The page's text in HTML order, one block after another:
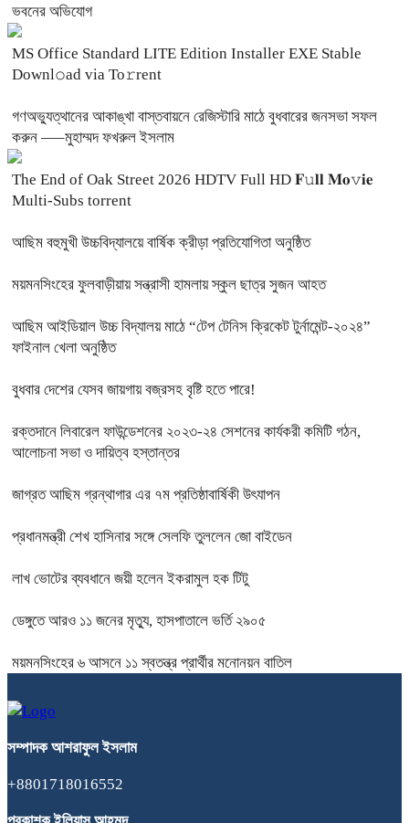
ভবনের অভিযোগ
MS Office Standard LITE Edition Installer EXE Stable
Downl𝚘ad via To𝚛rent
গণঅভ্যুত্থানের আকাঙ্খা বাস্তবায়নে রেজিস্টারি মাঠে বুধবারের জনসভা সফল
করুন —–মুহাম্মদ ফখরুল ইসলাম
The End of Oak Street 2026 HDTV Full HD 𝐅𝚞𝐥𝐥 𝐌𝐨𝚟𝐢𝐞
Multi-Subs torrent
আছিম বহুমুখী উচ্চবিদ্যালয়ে বার্ষিক ক্রীড়া প্রতিযোগিতা অনুষ্ঠিত
ময়মনসিংহের ফুলবাড়ীয়ায় সন্ত্রাসী হামলায় স্কুল ছাত্র সুজন আহত
আছিম আইডিয়াল উচ্চ বিদ্যালয় মাঠে “টেপ টেনিস ক্রিকেট টুর্নামেন্ট-২০২৪”
ফাইনাল খেলা অনুষ্ঠিত
বুধবার দেশের যেসব জায়গায় বজ্রসহ বৃষ্টি হতে পারে!
রক্তদানে লিবারেল ফাউন্ডেশনের ২০২৩-২৪ সেশনের কার্যকরী কমিটি গঠন,
আলোচনা সভা ও দায়িত্ব হস্তান্তর
জাগ্রত আছিম গ্রন্থাগার এর ৭ম প্রতিষ্ঠাবার্ষিকী উৎযাপন
প্রধানমন্ত্রী শেখ হাসিনার সঙ্গে সেলফি তুললেন জো বাইডেন
লাখ ভোটের ব্যবধানে জয়ী হলেন ইকরামুল হক টিটু
ডেঙ্গুতে আরও ১১ জনের মৃত্যু, হাসপাতালে ভর্তি ২৯০৫
ময়মনসিংহের ৬ আসনে ১১ স্বতন্ত্র প্রার্থীর মনোনয়ন বাতিল
সম্পাদক আশরাফুল ইসলাম
+8801718016552